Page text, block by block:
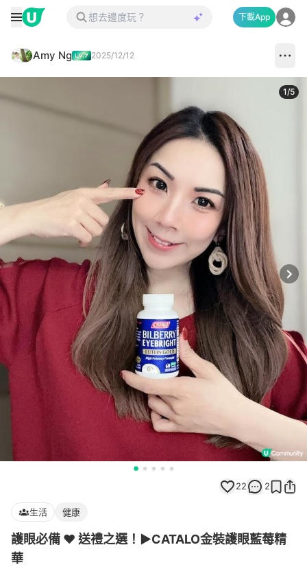
下載App
Amy Ng 2025/12/12
1/5
22 2
生活 健康
護眼必備 ♥ 送禮之選！►CATALO金裝護眼藍莓精
華